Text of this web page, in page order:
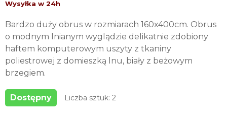
Bardzo duży obrus w rozmiarach 160x400cm. Obrus
o modnym lnianym wyglądzie delikatnie zdobiony
haftem komputerowym uszyty z tkaniny
poliestrowej z domieszką lnu, biały z beżowym
brzegiem.
Dostępny Liczba sztuk: 2